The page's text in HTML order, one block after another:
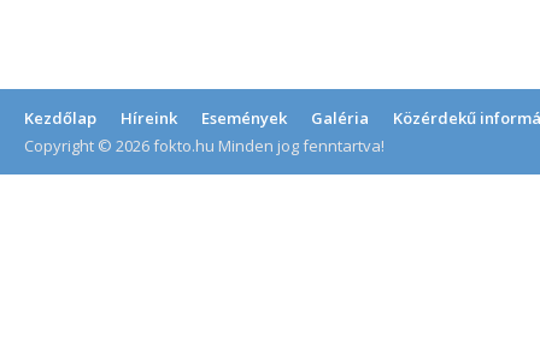
Kezdőlap Híreink Események Galéria
Közérdekű
Copyright © 2026 fokto.hu Minden jog fenntartva!